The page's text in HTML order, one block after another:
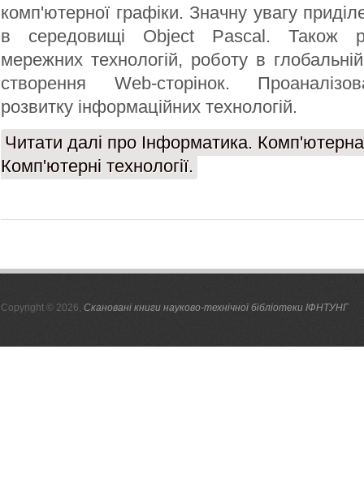
комп'ютерної графіки. Значну увагу
в середовищі Object Pascal. Також
мережних технологій, роботу в
створення Web-сторінок.
розвитку інформаційних технологій.
Читати далі про Інформатика. Комп'ютерна
Комп'ютерні технології.
Copyright © 2026, Скановані книги науково-технічної бібліотеки ІФНТУНГ